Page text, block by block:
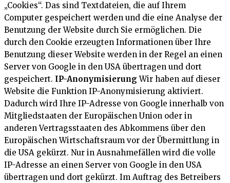
„Cookies“. Das sind Textdateien, die auf Ihrem
Computer gespeichert werden und die eine Analyse der
Benutzung der Website durch Sie ermöglichen. Die
durch den Cookie erzeugten Informationen über Ihre
Benutzung dieser Website werden in der Regel an einen
Server von Google in den USA übertragen und dort
gespeichert. IP-Anonymisierung Wir haben auf dieser
Website die Funktion IP-Anonymisierung aktiviert.
Dadurch wird Ihre IP-Adresse von Google innerhalb von
Mitgliedstaaten der Europäischen Union oder in
anderen Vertragsstaaten des Abkommens über den
Europäischen Wirtschaftsraum vor der Übermittlung in
die USA gekürzt. Nur in Ausnahmefällen wird die volle
IP-Adresse an einen Server von Google in den USA
übertragen und dort gekürzt. Im Auftrag des Betreibers